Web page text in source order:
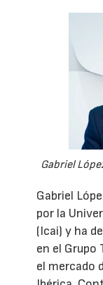
Gabriel
Gabriel
por la
(Icai) y ha
en el Grupo
el mercado